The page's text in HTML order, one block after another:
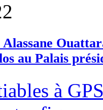
au Palais